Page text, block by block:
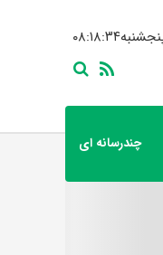
۰۸:۱۸:۳۵
چندرسانه ای